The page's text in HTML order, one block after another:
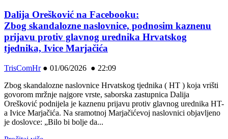
Dalija Orešković na Facebooku:
Zbog skandalozne naslovnice, podnosim kaznenu
prijavu protiv glavnog urednika Hrvatskog
tjednika, Ivice Marjačića
TrisComHr● 01/06/2026 ● 22:09
Zbog skandalozne naslovnice Hrvatskog tjednika ( HT ) koja vrišti
govorom mržnje najgore vrste, saborska zastupnica Dalija
Orešković podnijela je kaznenu prijavu protiv glavnog urednika HT-
a Ivice Marjačića. Na sramotnoj Marjačićevoj naslovnici objavljeno
je doslovce: „Bilo bi bolje da...